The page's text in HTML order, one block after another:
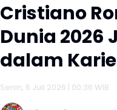
Cristiano
Dunia 2026
dalam
Senin, 6 Juli 2026 | 00:36 WIB